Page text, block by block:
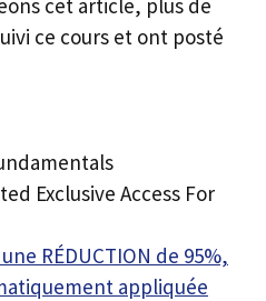
cet article, plus de
ce cours et ont posté
Exclusive Access For
RÉDUCTION de 95%,
appliquée